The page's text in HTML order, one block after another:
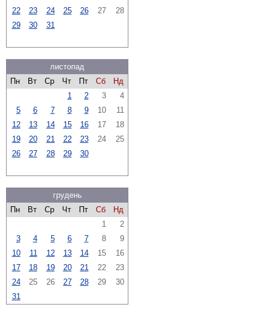
22
23 24 25 26 27
28
29
30 31
листопад
Пн
Вт Ср Чт Пт Сб
Нд
1
2 3
4
5
6 7 8 9 10
11
12
13 14 15 16 17
18
19
20 21 22 23 24
25
26
27 28 29 30
грудень
Пн
Вт Ср Чт Пт Сб
Нд
1
2
3
4 5 6 7 8
9
10
11 12 13 14 15
16
17
18 19 20 21 22
23
24
25 26 27 28 29
30
31